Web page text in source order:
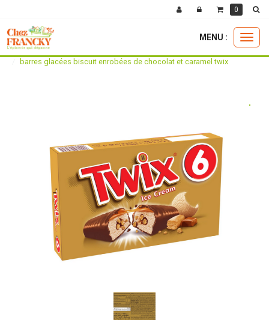
MENU :
la boutique
barres glacées biscuit enrobées de chocolat et caramel twix
0